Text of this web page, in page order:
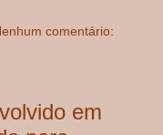
comentário:
em